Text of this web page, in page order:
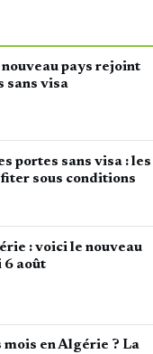
pays rejoint
sans visa
portes sans visa : les
sous conditions
: voici le nouveau
6 août
en Algérie ? La